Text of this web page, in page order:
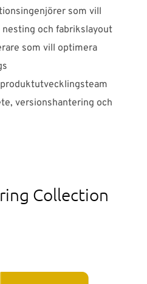
som vill
och fabrikslayout
som vill optimera
versionshantering och
Collection